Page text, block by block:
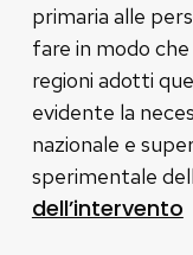
primaria alle
fare in modo
regioni adotti
evidente la
nazionale e
sperimentale
dell’intervento